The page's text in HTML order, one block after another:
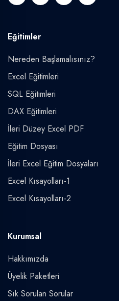
Eğitimler
Nereden Başlamalısınız?
Excel Eğitimleri
SQL Eğitimleri
DAX Eğitimleri
İleri Düzey Excel PDF
Eğitim Dosyası
İleri Excel Eğitim Dosyaları
Excel Kısayolları-1
Excel Kısayolları-2
Kurumsal
Hakkımızda
Üyelik Paketleri
Sık Sorulan Sorular